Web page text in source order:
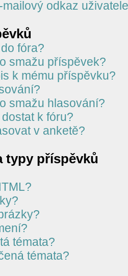
odkaz
fóra?
smažu příspěvek?
k mému příspěvku?
smažu hlasování?
k fóru?
v anketě?
typy příspěvků
témata?
témata?